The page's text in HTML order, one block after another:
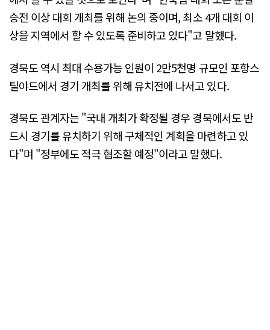
승전 이상 대회 개최를 위해 논의 중이며, 최소 4개 대회 이
상을 지역에서 할 수 있도록 준비하고 있다"고 말했다.
경북도 역시 최대 수용가능 인원이 2만5천명 규모인 포항스
틸야드에서 경기 개최를 위해 유치전에 나서고 있다.
경북도 관계자는 "국내 개최가 확정될 경우 경북에서도 반
드시 경기를 유치하기 위해 구체적인 계획을 마련하고 있
다"며 "정부에도 적극 협조할 예정"이라고 말했다.